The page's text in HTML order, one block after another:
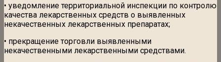
• уведомление территориальной инспекции по контролю
качества лекарственных средств о выявленных
некачественных лекарственных препаратах;
• прекращение торговли выявленными
некачественными лекарственными средствами.